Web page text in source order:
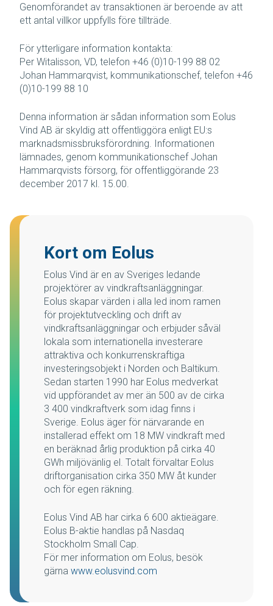
Genomförandet av transaktionen är beroende av att
ett antal villkor uppfylls före tillträde.
För ytterligare information kontakta:
Per Witalisson, VD, telefon +46 (0)10-199 88 02
Johan Hammarqvist, kommunikationschef, telefon +46
(0)10-199 88 10
Denna information är sådan information som Eolus
Vind AB är skyldig att offentliggöra enligt EU:s
marknadsmissbruksförordning. Informationen
lämnades, genom kommunikationschef Johan
Hammarqvists försorg, för offentliggörande 23
december 2017 kl. 15.00.
Kort om Eolus
Eolus Vind är en av Sveriges ledande
projektörer av vindkraftsanläggningar.
Eolus skapar värden i alla led inom ramen
för projektutveckling och drift av
vindkraftsanläggningar och erbjuder såväl
lokala som internationella investerare
attraktiva och konkurrenskraftiga
investeringsobjekt i Norden och Baltikum.
Sedan starten 1990 har Eolus medverkat
vid uppförandet av mer än 500 av de cirka
3 400 vindkraftverk som idag finns i
Sverige. Eolus äger för närvarande en
installerad effekt om 18 MW vindkraft med
en beräknad årlig produktion på cirka 40
GWh miljövänlig el. Totalt förvaltar Eolus
driftorganisation cirka 350 MW åt kunder
och för egen räkning.
Eolus Vind AB har cirka 6 600 aktieägare.
Eolus B-aktie handlas på Nasdaq
Stockholm Small Cap.
För mer information om Eolus, besök
gärna www.eolusvind.com